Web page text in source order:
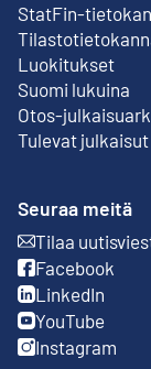
StatFin-
Ulkoinen linkki
Luokitukset
Suomi lukuina
Otos-
Ulkoinen linkki
Tulevat julkaisut
Seuraa meitä
Tilaa
Ulkoinen linkki
Facebook
Ulkoinen linkki
LinkedIn
Ulkoinen linkki
YouTube
Ulkoinen linkki
Instagram
Ulkoinen linkki